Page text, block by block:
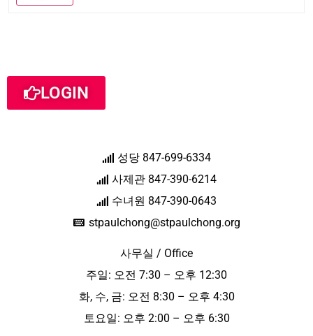
LOGIN
성당 847-699-6334
사제관 847-390-6214
수녀원 847-390-0643
stpaulchong@stpaulchong.org
사무실 / Office
주일: 오전 7:30 – 오후 12:30
화, 수, 금: 오전 8:30 – 오후 4:30
토요일: 오후 2:00 – 오후 6:30